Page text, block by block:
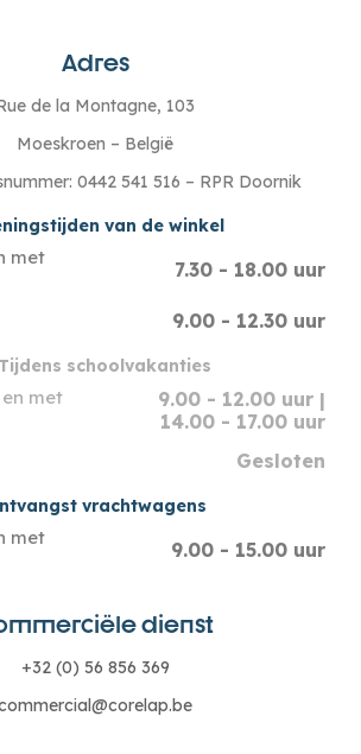
Adres
de la Montagne, 103
Moeskroen – België
0442 541 516 – RPR Doornik
van de winkel
met
7.30 - 18.00 uur
9.00 - 12.30 uur
Tijdens schoolvakanties
met
9.00 - 12.00 uur |
14.00 - 17.00 uur
Gesloten
vrachtwagens
met
9.00 - 15.00 uur
dienst
+32 (0) 56 856 369